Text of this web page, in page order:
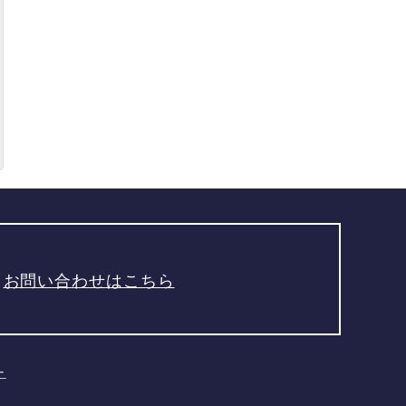
お問い合わせはこちら